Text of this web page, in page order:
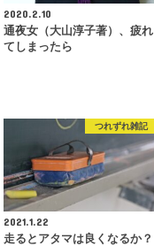
2020.2.10
通夜女（大山淳子著）、疲れ
てしまったら
つれずれ雑記
2021.1.22
走るとアタマは良くなるか？